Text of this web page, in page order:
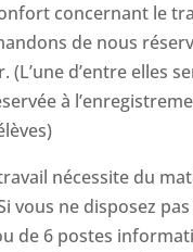
concernant le
de nous
(L’une d’entre elles
à
nécessite du
vous ne disposez pas
de 6 postes